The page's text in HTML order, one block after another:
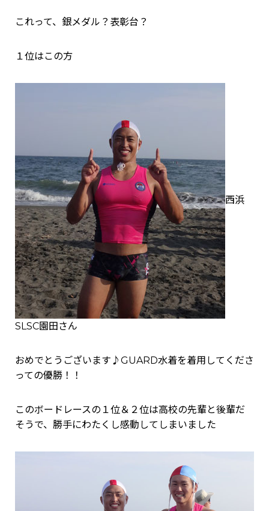
これって、銀メダル？表彰台？
１位はこの方
西浜
SLSC園田さん
おめでとうございます♪GUARD水着を着用してくださ
っての優勝！！
このボードレースの１位＆２位は高校の先輩と後輩だ
そうで、勝手にわたくし感動してしまいました